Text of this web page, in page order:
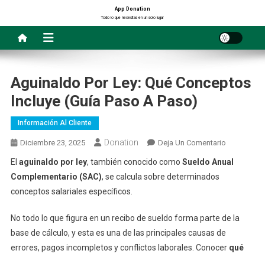
contenido
App Donation
Todo lo que necesitas en un solo lugar
Aguinaldo Por Ley: Qué Conceptos
Incluye (Guía Paso A Paso)
Información Al Cliente
Diciembre 23, 2025 Donation Deja Un ComentarioEn
Incluye
(Guía
Paso
El aguinaldo por ley, también conocido como Sueldo Anual
Complementario (SAC), se calcula sobre determinados
conceptos salariales específicos.
No todo lo que figura en un recibo de sueldo forma parte de la
base de cálculo, y esta es una de las principales causas de
errores, pagos incompletos y conflictos laborales. Conocer qué